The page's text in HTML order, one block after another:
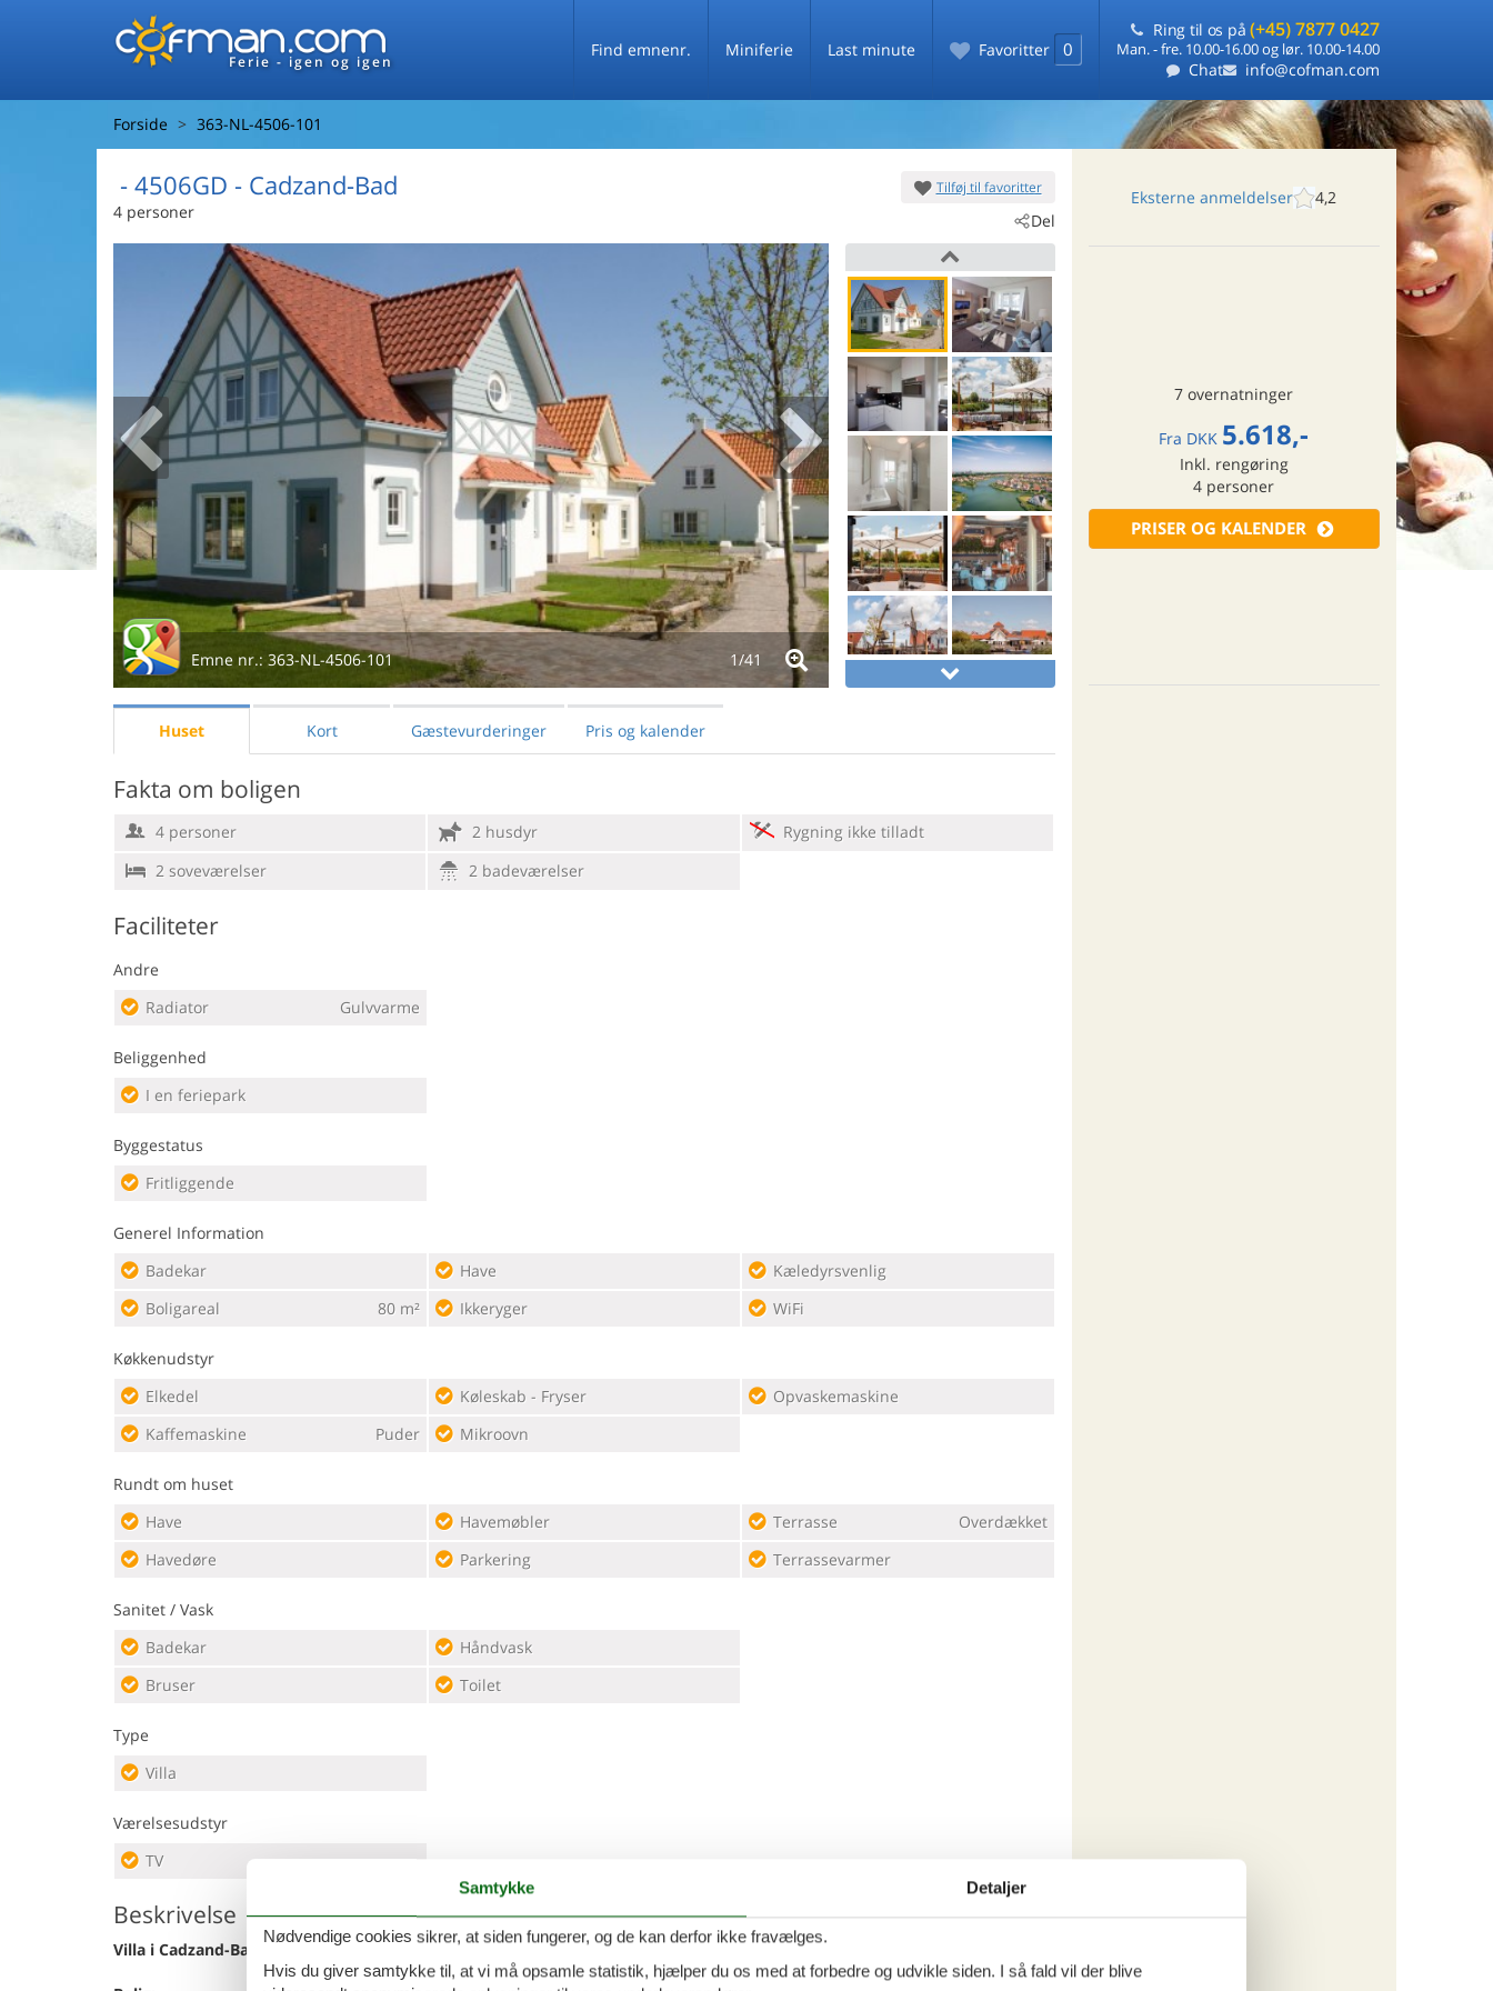
Ferie - igen og igen
Find emnenr. Miniferie Last minute Favoritter 0
Ring til os på (+45) 7877 0427
Man. - fre. 10.00-16.00 og lør. 10.00-14.00
Chat info@cofman.com
Forside 363-NL-4506-101
Tilføj til favoritter
Del
- 4506GD - Cadzand-Bad
4 personer
Emne nr.: 363-NL-4506-101 1/41
Eksterne anmeldelser 4,2
7 overnatninger
Fra DKK 5.618,-
Inkl. rengøring
4 personer
PRISER OG KALENDER
Huset Kort Gæstevurderinger Pris og kalender
Fakta om boligen
4 personer 2 husdyr
Rygning ikke tilladt
2 soveværelser
2 badeværelser
Faciliteter
Andre
Radiator
Gulvvarme
Beliggenhed
I en feriepark
Byggestatus
Fritliggende
Generel Information
Badekar
Boligareal
80 m²
Have
Ikkeryger
Kæledyrsvenlig
WiFi
Køkkenudstyr
Elkedel
Kaffemaskine
Puder
Køleskab - Fryser
Mikroovn
Opvaskemaskine
Rundt om huset
Have
Havedøre
Havemøbler
Parkering
Terrasse
Overdækket
Terrassevarmer
Sanitet / Vask
Badekar
Bruser
Håndvask
Toilet
Type
Villa
Værelsesudstyr
TV
Beskrivelse
Villa i Cadzand-Bad nær Nordsøstranden
Samtykke Detaljer
Nødvendige cookies sikrer, at siden fungerer, og de kan derfor ikke fravælges.
Hvis du giver samtykke til, at vi må opsamle statistik, hjælper du os med at forbedre og udvikle siden. I så fald vil der blive